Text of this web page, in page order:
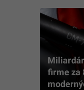
firme za